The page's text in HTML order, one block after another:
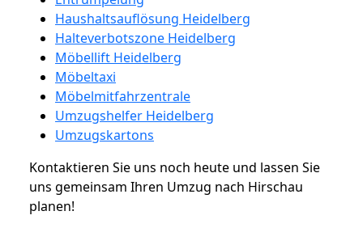
Haushaltsauflösung Heidelberg
Halteverbotszone Heidelberg
Möbellift Heidelberg
Möbeltaxi
Möbelmitfahrzentrale
Umzugshelfer Heidelberg
Umzugskartons
Kontaktieren Sie uns noch heute und lassen Sie
uns gemeinsam Ihren Umzug nach Hirschau
planen!